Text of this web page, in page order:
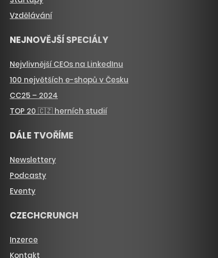
Vzdělávání
NEJNOVĚJŠÍ SPECIÁLY
Nejvlivnější CEOs na LinkedInu
100 největších e-shopů v Česku
CC25 – 2024
TOP 20 🇨🇿 herních studií
DÁLE TVOŘÍME
Newslettery
Podcasty
Eventy
CZECHCRUNCH
Inzerce
Kontakt